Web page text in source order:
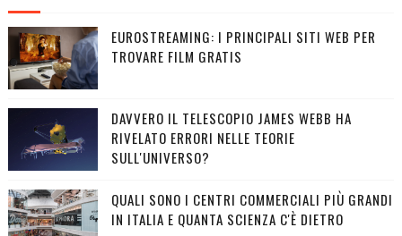
EUROSTREAMING: I PRINCIPALI SITI WEB PER
TROVARE FILM GRATIS
DAVVERO IL TELESCOPIO JAMES WEBB HA
RIVELATO ERRORI NELLE TEORIE
SULL'UNIVERSO?
QUALI SONO I CENTRI COMMERCIALI PIÙ GRANDI
IN ITALIA E QUANTA SCIENZA C'È DIETRO